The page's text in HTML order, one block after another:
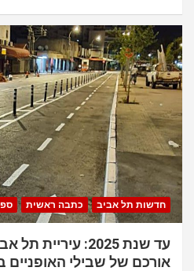
חדשות תל אביב כתבה ראשית
עד שנת 2025:
אורכם של שבילי האופניים